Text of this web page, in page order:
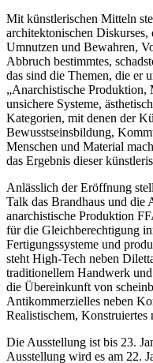
Mit künstlerischen Mitteln
architektonischen Diskurses,
Umnutzen und Bewahren,
Abbruch bestimmtes,
das sind die Themen, die er
„Anarchistische Produktion,
unsichere Systeme,
Kategorien, mit denen der
Bewusstseinsbildung,
Menschen und Material
das Ergebnis dieser
Anlässlich der Eröffnung
Talk das Brandhaus und die
anarchistische Produktion
für die Gleichberechtigung
Fertigungssysteme und
steht High-Tech neben
traditionellem Handwerk
die Übereinkunft von
Antikommerzielles neben
Realistischem, Konstruiertes
Die Ausstellung ist bis 23.
Ausstellung wird es am 22.